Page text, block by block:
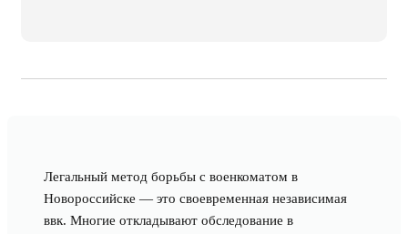
Легальный метод борьбы с военкоматом в
Новороссийске — это своевременная независимая
ввк. Многие откладывают обследование в